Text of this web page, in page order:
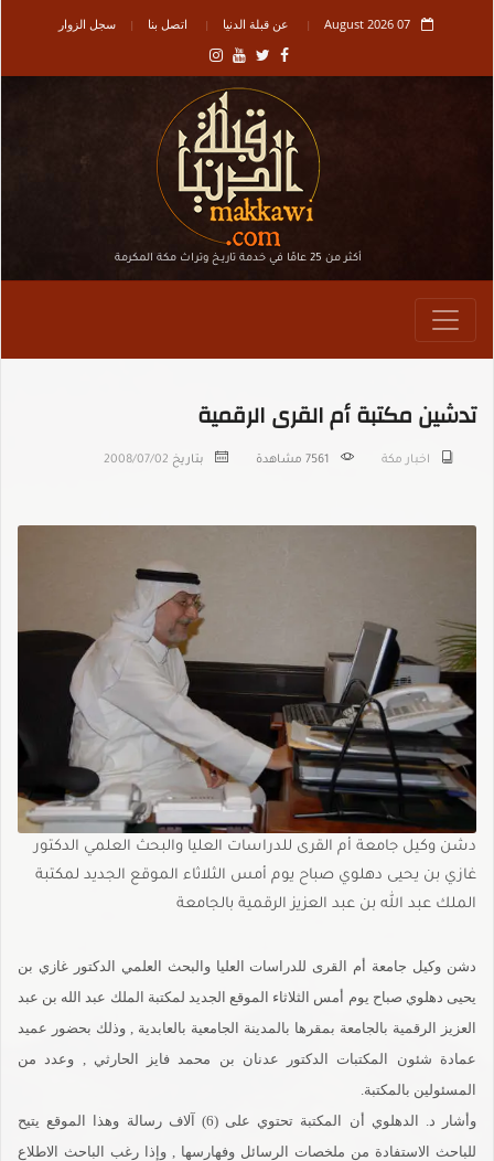
07 August 2026 عن قبلة الدنيا اتصل بنا سجل الزوار
أكثر من 25 عامًا في خدمة تاريـخ وتراث مكة المكرمة
تدشين مكتبة أم القرى الرقمية
اخبار مكة 7561 مشاهدة بتاريخ 2008/07/02
دشن وكيل جامعة أم القرى للدراسات العليا والبحث العلمي الدكتور
غازي بن يحيى دهلوي صباح يوم أمس الثلاثاء الموقع الجديد لمكتبة
الملك عبد الله بن عبد العزيز الرقمية بالجامعة
دشن وكيل جامعة أم القرى للدراسات العليا والبحث العلمي الدكتور غازي بن
يحيى دهلوي صباح يوم أمس الثلاثاء الموقع الجديد لمكتبة الملك عبد الله بن عبد
العزيز الرقمية بالجامعة بمقرها بالمدينة الجامعية بالعابدية , وذلك بحضور عميد
عمادة شئون المكتبات الدكتور عدنان بن محمد فايز الحارثي , وعدد من
المسئولين بالمكتبة.
وأشار د. الدهلوي أن المكتبة تحتوي على (6) آلاف رسالة وهذا الموقع يتيح
للباحث الاستفادة من ملخصات الرسائل وفهارسها , وإذا رغب الباحث الاطلاع